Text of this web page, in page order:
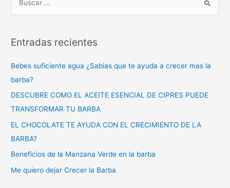
Entradas recientes
Bebes suficiente agua ¿Sabias que te ayuda a crecer mas la
barba?
DESCUBRE COMO EL ACEITE ESENCIAL DE CIPRES PUEDE
TRANSFORMAR TU BARBA
EL CHOCOLATE TE AYUDA CON EL CRECIMIENTO DE LA
BARBA?
Beneficios de la Manzana Verde en la barba
Me quiero dejar Crecer la Barba